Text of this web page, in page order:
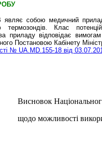
являє собою медичний
термозондів. Клас
приладу відповідає
Постановою Кабінету
№ UA.MD.155-18 від
Висновок
щодо можливості